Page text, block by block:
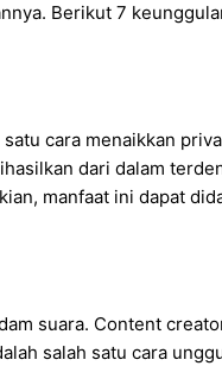
Berikut 7
cara menaikkan
dari dalam
manfaat ini dapat
suara. Content
salah satu cara